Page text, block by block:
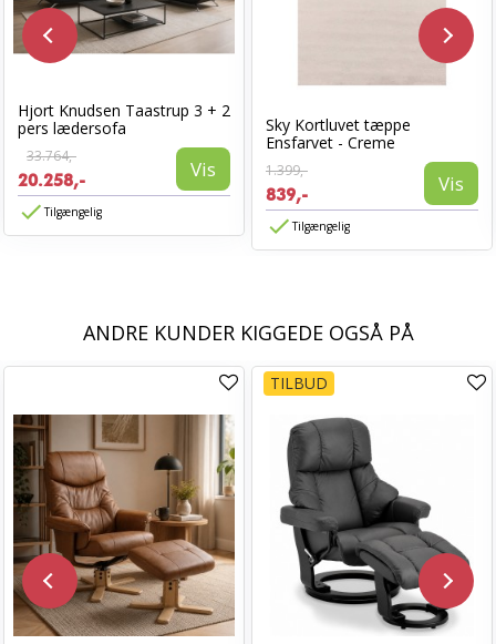
Hjort Knudsen Taastrup 3 + 2
pers lædersofa
33.764,-
20.258,- Vis
Tilgængelig
Sky Kortluvet tæppe
Ensfarvet - Creme
1.399,-
839,- Vis
Tilgængelig
ANDRE KUNDER KIGGEDE OGSÅ PÅ
TILBUD